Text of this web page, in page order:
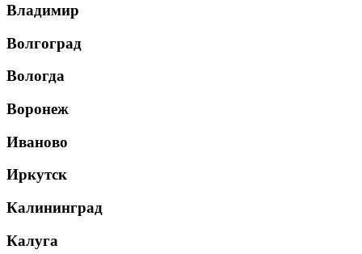
Владимир
Волгоград
Вологда
Воронеж
Иваново
Иркутск
Калининград
Калуга